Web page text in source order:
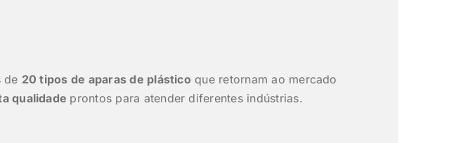
de 20 tipos de aparas de plástico que retornam ao mercado
qualidade prontos para atender diferentes indústrias.